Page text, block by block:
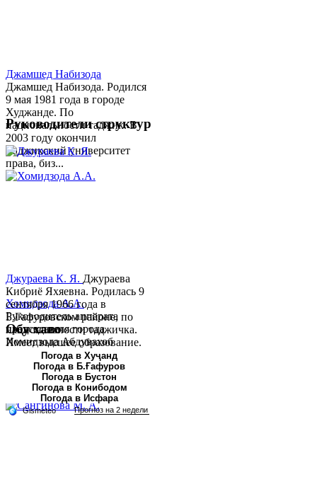
Джамшед Набизода
Джамшед Набизода. Родился
9 мая 1981 года в городе
Худжанде. По
национальности таджик. В
2003 году окончил
Таджикский университет
права, биз...
Хомидзода А.А.
Руководитель аппарата
председателя города
Хомидзода Абдувахоб
Абдумаджид родился 8
июня 1978 года в городе
Худжанде. По
национальности...
Руководители структур
Джураева К. Я. Джураева
Кибриё Яхяевна. Родилась 9
сентября 1966 года в
Б.Гафуровском районе, по
национальности таджичка.
Имеет высшее образование.
В 1997 ...
Обу хаво
Погода в Хуҷанд
Погода в Б.Ғафуров
Погода в Бустон
Погода в Конибодом
Погода в Исфара